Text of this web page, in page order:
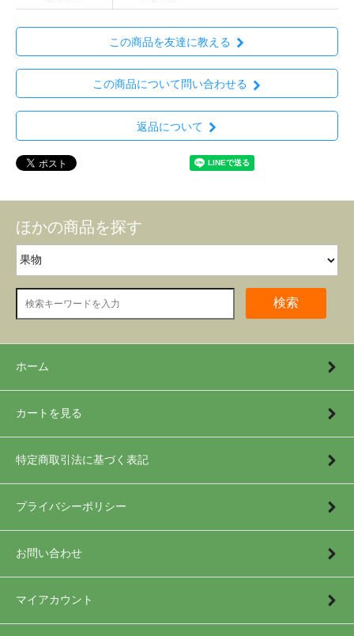
この商品を友達に教える
この商品について問い合わせる
返品について
ほかの商品を探す
検索
ホーム
カートを見る
特定商取引法に基づく表記
プライバシーポリシー
お問い合わせ
マイアカウント